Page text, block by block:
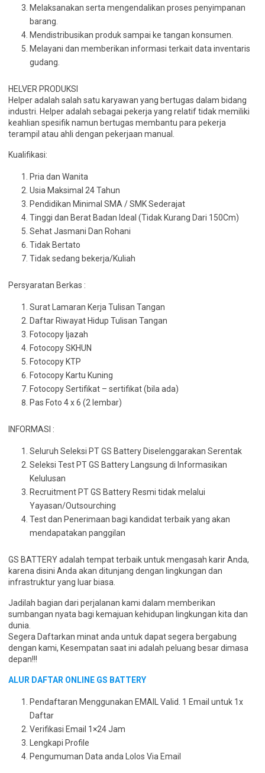
Melaksanakan serta mengendalikan proses penyimpanan
barang.
Mendistribusikan produk sampai ke tangan konsumen.
Melayani dan memberikan informasi terkait data inventaris
gudang.
HELVER PRODUKSI
Helper adalah salah satu karyawan yang bertugas dalam bidang
industri. Helper adalah sebagai pekerja yang relatif tidak memiliki
keahlian spesifik namun bertugas membantu para pekerja
terampil atau ahli dengan pekerjaan manual.
Kualifikasi:
Pria dan Wanita
Usia Maksimal 24 Tahun
Pendidikan Minimal SMA / SMK Sederajat
Tinggi dan Berat Badan Ideal (Tidak Kurang Dari 150Cm)
Sehat Jasmani Dan Rohani
Tidak Bertato
Tidak sedang bekerja/Kuliah
Persyaratan Berkas :
Surat Lamaran Kerja Tulisan Tangan
Daftar Riwayat Hidup Tulisan Tangan
Fotocopy Ijazah
Fotocopy SKHUN
Fotocopy KTP
Fotocopy Kartu Kuning
Fotocopy Sertifikat – sertifikat (bila ada)
Pas Foto 4 x 6 (2 lembar)
INFORMASI :
Seluruh Seleksi PT GS Battery Diselenggarakan Serentak
Seleksi Test PT GS Battery Langsung di Informasikan
Kelulusan
Recruitment PT GS Battery Resmi tidak melalui
Yayasan/Outsourching
Test dan Penerimaan bagi kandidat terbaik yang akan
mendapatakan panggilan
GS BATTERY adalah tempat terbaik untuk mengasah karir Anda,
karena disini Anda akan ditunjang dengan lingkungan dan
infrastruktur yang luar biasa.
Jadilah bagian dari perjalanan kami dalam memberikan
sumbangan nyata bagi kemajuan kehidupan lingkungan kita dan
dunia.
Segera Daftarkan minat anda untuk dapat segera bergabung
dengan kami, Kesempatan saat ini adalah peluang besar dimasa
depan!!!
ALUR DAFTAR ONLINE GS BATTERY
Pendaftaran Menggunakan EMAIL Valid. 1 Email untuk 1x
Daftar
Verifikasi Email 1×24 Jam
Lengkapi Profile
Pengumuman Data anda Lolos Via Email